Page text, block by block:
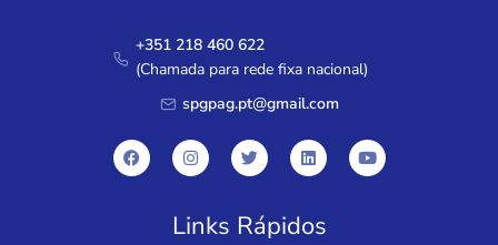
+351 218 460 622
(Chamada para rede fixa nacional)
spgpag.pt@gmail.com
Links Rápidos